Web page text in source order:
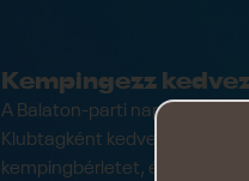
Kempingezz
A Balaton-parti napfelkeltére
Klubtagként kedvezményes
kempingbérletet, és már két